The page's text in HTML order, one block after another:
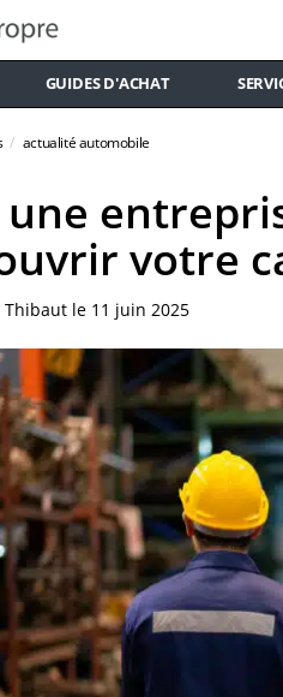
GUIDES D'ACHAT
actualité automobile
une
votre
Thibaut le 11 juin 2025